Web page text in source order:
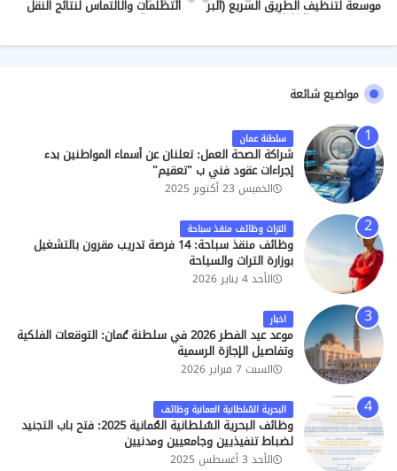
موسعة لتنظيف الطريق السريع (البر
- الغليلة)
التظلمات والالتماس لنتائج النقل
والندب (2026/2027)
مواضيع شائعة
سلطنة عمان
شراكة الصحة العمل: تعلنان عن أسماء المواطنين بدء
إجراءات عقود فني ب "تعقيم"
الخميس 23 أكتوبر 2025
التراث وظائف منقذ سباحة
وظائف منقذ سباحة: 14 فرصة تدريب مقرون بالتشغيل
بوزارة التراث والسياحة
الأحد 4 يناير 2026
اخبار
موعد عيد الفطر 2026 في سلطنة عُمان: التوقعات الفلكية
وتفاصيل الإجازة الرسمية
السبت 7 فبراير 2026
البحرية السُلطانية العمانية وظائف
وظائف البحرية السُلطانية العُمانية 2025: فتح باب التجنيد
لضباط تنفيذيين وجامعيين ومدنيين
الأحد 3 أغسطس 2025